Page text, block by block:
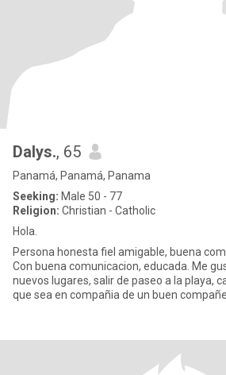
Dalys., 65
Panamá, Panamá, Panama
Seeking: Male 50 - 77
Religion: Christian - Catholic
Hola.
Persona honesta fiel amigable, buena compañia, tierna, adorable.
Con buena comunicacion, educada. Me gusta viajar, conocer
nuevos lugares, salir de paseo a la playa,
que sea en compañia de un buen